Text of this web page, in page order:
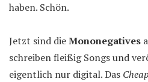
haben. Schön.
Jetzt sind dieMononegatives
schreiben fleißig Songs und
eigentlich nur digital. Das